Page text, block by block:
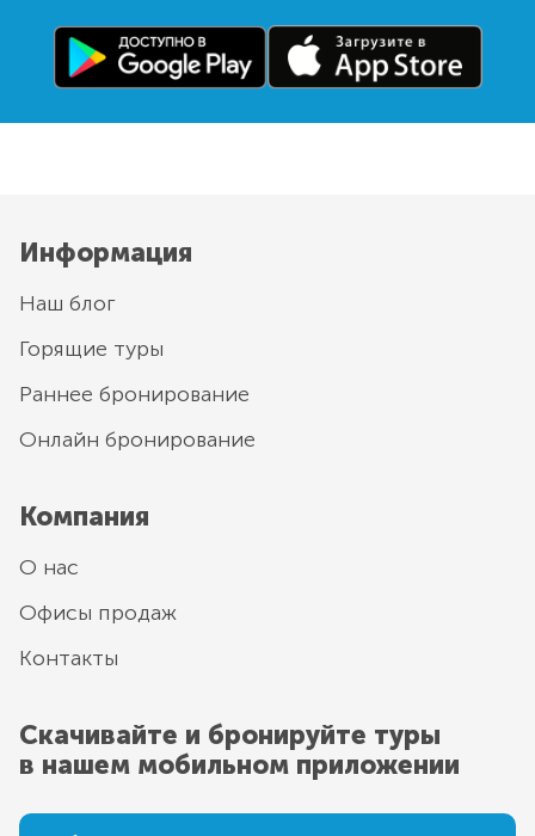
Информация
Наш блог
Горящие туры
Раннее бронирование
Онлайн бронирование
Компания
О нас
Офисы продаж
Контакты
Скачивайте и бронируйте туры
в нашем мобильном приложении